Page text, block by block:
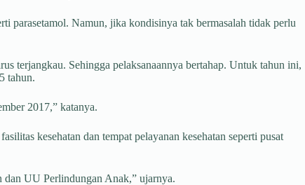
parasetamol. Namun, jika kondisinya tak bermasalah tidak perlu
terjangkau. Sehingga pelaksanaannya bertahap. Untuk tahun ini,
tahun.
2017,” katanya.
kesehatan dan tempat pelayanan kesehatan seperti pusat
dan UU Perlindungan Anak,” ujarnya.